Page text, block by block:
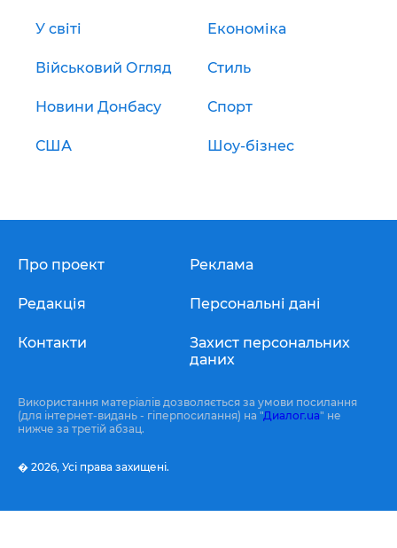
У світі Економіка
Військовий Огляд Стиль
Новини Донбасу Спорт
США Шоу-бізнес
Про проект
Редакція
Контакти
Реклама
Персональні дані
Захист персональних
даних
Використання матеріалів дозволяється за умови посилання
(для інтернет-видань - гіперпосилання) на "Диалог.ua" не
нижче за третій абзац.
� 2026, Усі права захищені.